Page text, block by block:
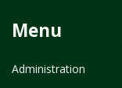
Menu
Administration